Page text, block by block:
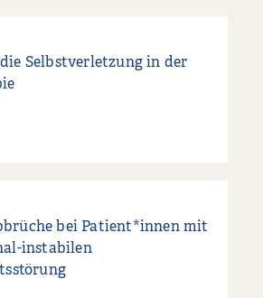
Selbstverletzung in der
bei Patient*innen mit
instabilen